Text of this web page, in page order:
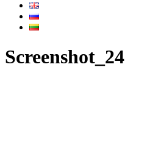
Screenshot_24